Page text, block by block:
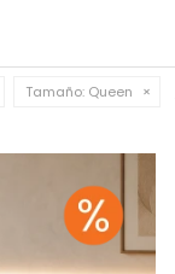
Tamaño: Queen